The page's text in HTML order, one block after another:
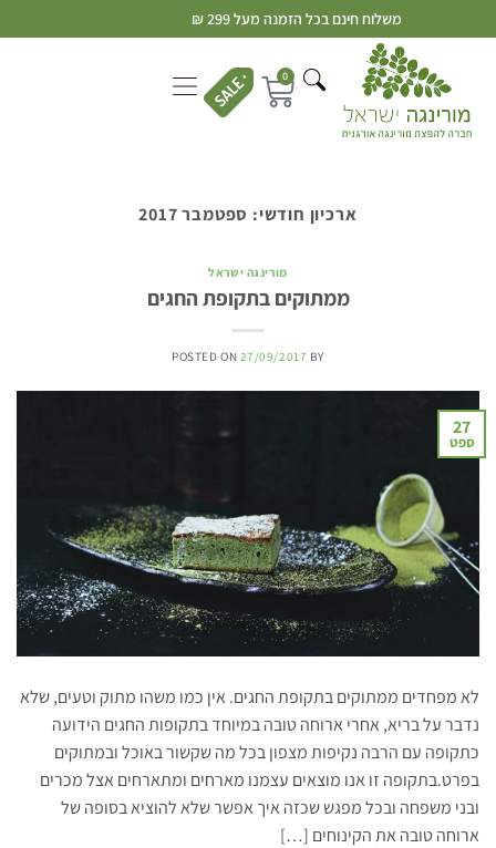
משלוח חינם בכל הזמנה מעל 299 ₪
0
ארכיון חודשי: ספטמבר 2017
מורינגה ישראל
ממתוקים בתקופת החגים
POSTED ON 27/09/2017 BY
27
ספט
לא מפחדים ממתוקים בתקופת החגים. אין כמו משהו מתוק וטעים, שלא
נדבר על בריא, אחרי ארוחה טובה במיוחד בתקופות החגים הידועה
כתקופה עם הרבה נקיפות מצפון בכל מה שקשור באוכל ובמתוקים
בפרט.בתקופה זו אנו מוצאים עצמנו מארחים ומתארחים אצל מכרים
ובני משפחה ובכל מפגש שכזה איך אפשר שלא להוציא בסופה של
ארוחה טובה את הקינוחים […]